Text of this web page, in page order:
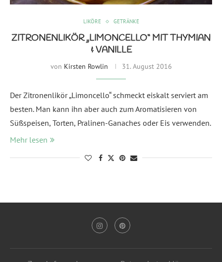
LIKÖRE GETRÄNKE
ZITRONENLIKÖR „LIMONCELLO“ MIT THYMIAN
& VANILLE
von Kirsten Rowlin 31. August 2016
Der Zitronenlikör „Limoncello“ schmeckt eiskalt serviert am
besten. Man kann ihn aber auch zum Aromatisieren von
Süßspeisen, Torten, Pralinen-Ganaches oder Eis verwenden.
Mehr lesen